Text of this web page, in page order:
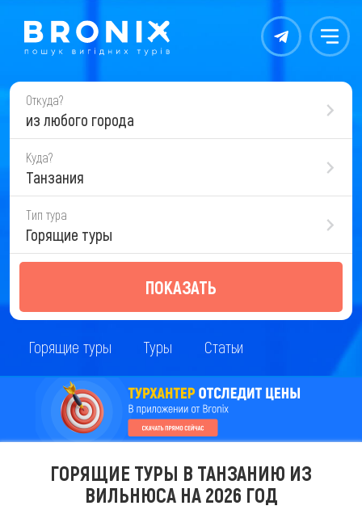
Контакты Меню
Откуда?
из любого города
Куда?
Танзания
Тип тура
Горящие туры
ПОКАЗАТЬ
Горящие туры Туры Статьи
ГОРЯЩИЕ ТУРЫ В ТАНЗАНИЮ ИЗ
ВИЛЬНЮСА НА 2026 ГОД